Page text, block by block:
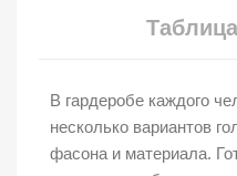
В гардеробе каждого
несколько вариантов
фасона и материала.